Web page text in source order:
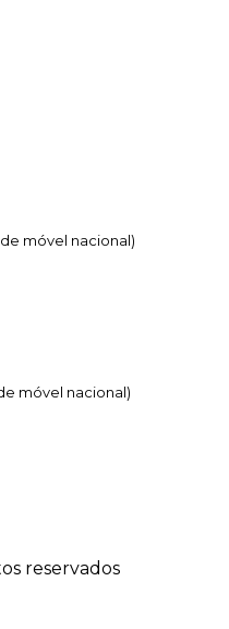
móvel nacional)
móvel nacional)
reservados